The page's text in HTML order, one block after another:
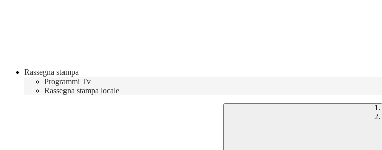
Rassegna stampa
Programmi Tv
Rassegna stampa locale